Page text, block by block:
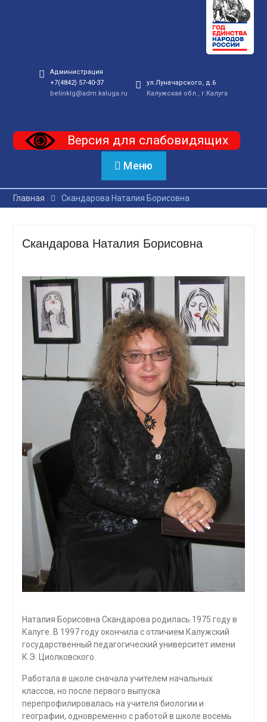
Администрация
+7(4842) 57-40-37
belinklg@adm.kaluga.ru
ул.Луначарского, д.6
Калужская обл., г.Калуга
Версия для слабовидящих
Меню
Главная Скандарова Наталия Борисовна
Скандарова Наталия Борисовна
Наталия Борисовна Скандарова родилась 1975 году в
Калуге. В 1997 году окончила с отличием Калужский
государственный педагогический университет имени
К.Э. Циолковского.
Работала в школе сначала учителем начальных
классов, но после первого выпуска
перепрофилировалась на учителя биологии и
географии, одновременно с работой в школе восемь